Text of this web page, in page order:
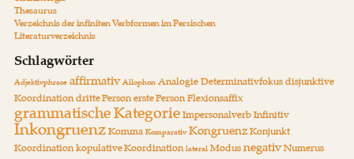
Thesaurus
Verzeichnis der infiniten Verbformen im Persischen
Literaturverzeichnis
Schlagwörter
AdjektivphraseaffirmativAllophonAnalogieDeterminativfokusdisjunktive
Koordinationdritte Personerste PersonFlexionsaffix
grammatische KategorieImpersonalverbInfinitiv
InkongruenzKommaKomparativKongruenzKonjunkt
Koordinationkopulative KoordinationlateralModusnegativNumerus